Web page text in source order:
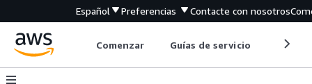
Español Preferencias Contacte con nosotros
Comenzar Guías de servicio